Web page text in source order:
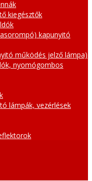
kiegésztők
kapunyitó
működés jelző lámpa)
nyomógombos
lámpák, vezérlések